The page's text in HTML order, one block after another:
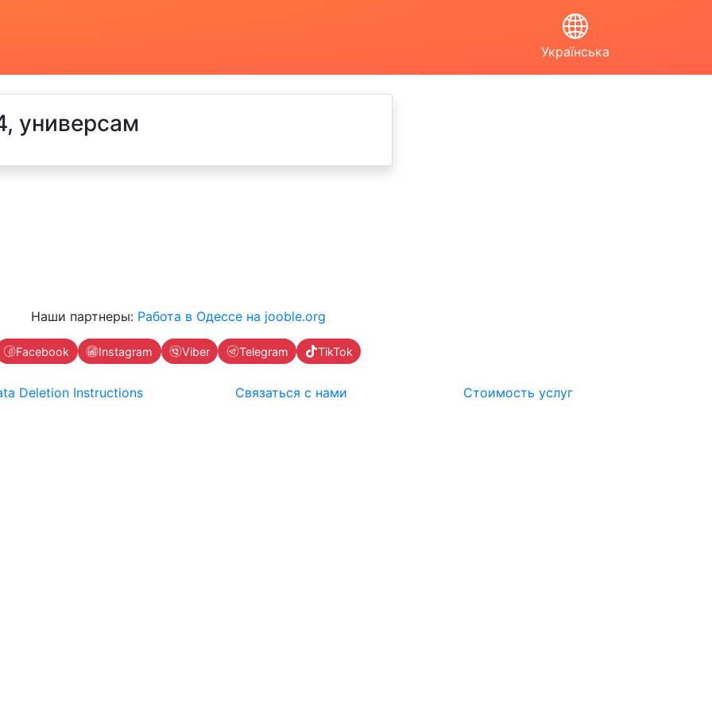
Українська
универсам
Наши партнеры: Работа в Одессе на jooble.org
Facebook Instagram Viber Telegram TikTok
Deletion Instructions Связаться с нами Стоимость услуг